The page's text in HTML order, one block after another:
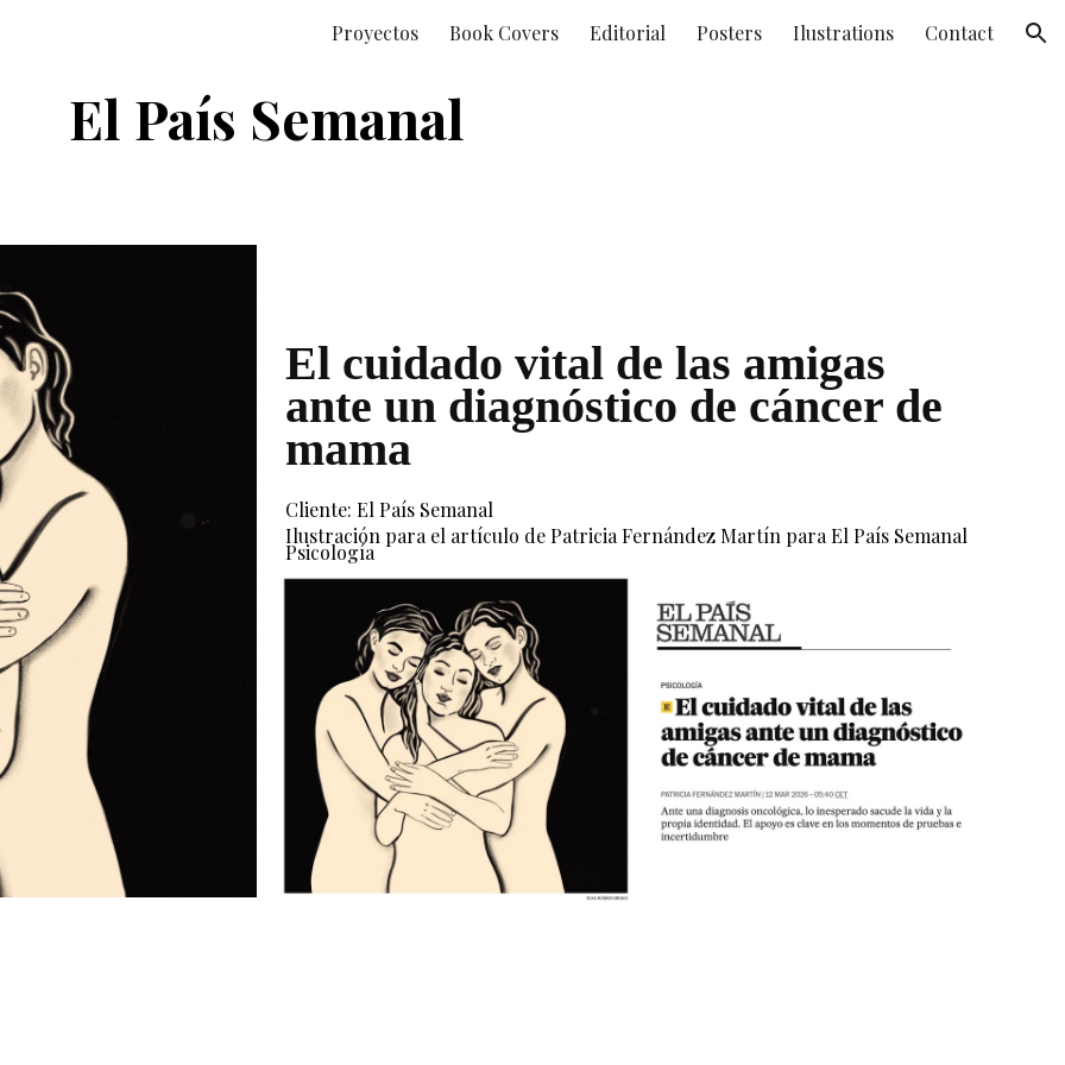
Skip to navigation
Proyectos Book Covers Editorial Posters Ilustrations Contact
El País Semanal
El cuidado vital de las amigas
ante un diagnóstico de cáncer de
mama
Cliente: El País Semanal
Ilustración para el artículo dePatricia Fernández Martín para El País Semanal
Psicología